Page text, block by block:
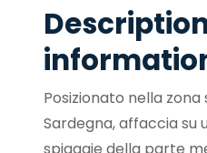
Posizionato nella
Sardegna, affaccia su